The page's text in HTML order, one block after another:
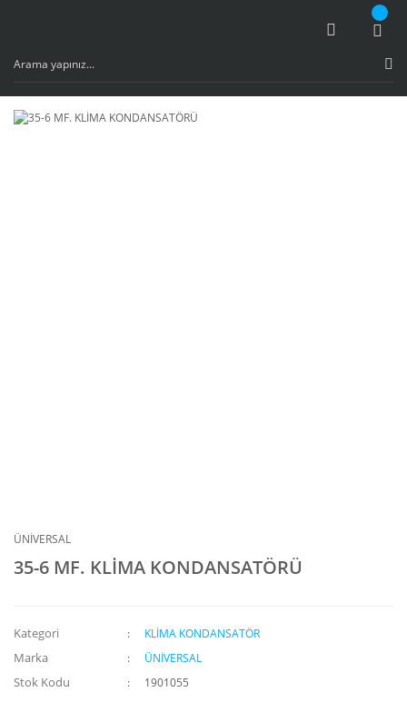
ÜNİVERSAL
35-6 MF. KLİMA KONDANSATÖRÜ
Kategori KLİMA KONDANSATÖR
Marka ÜNİVERSAL
Stok Kodu 1901055